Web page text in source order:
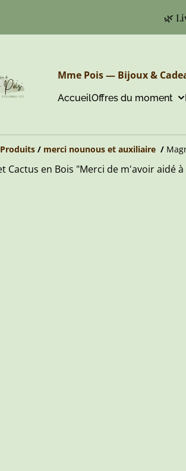
🌿
Mme Pois — Bijoux &
AccueilOffres du moment
Produits / merci nounous et auxiliaire /